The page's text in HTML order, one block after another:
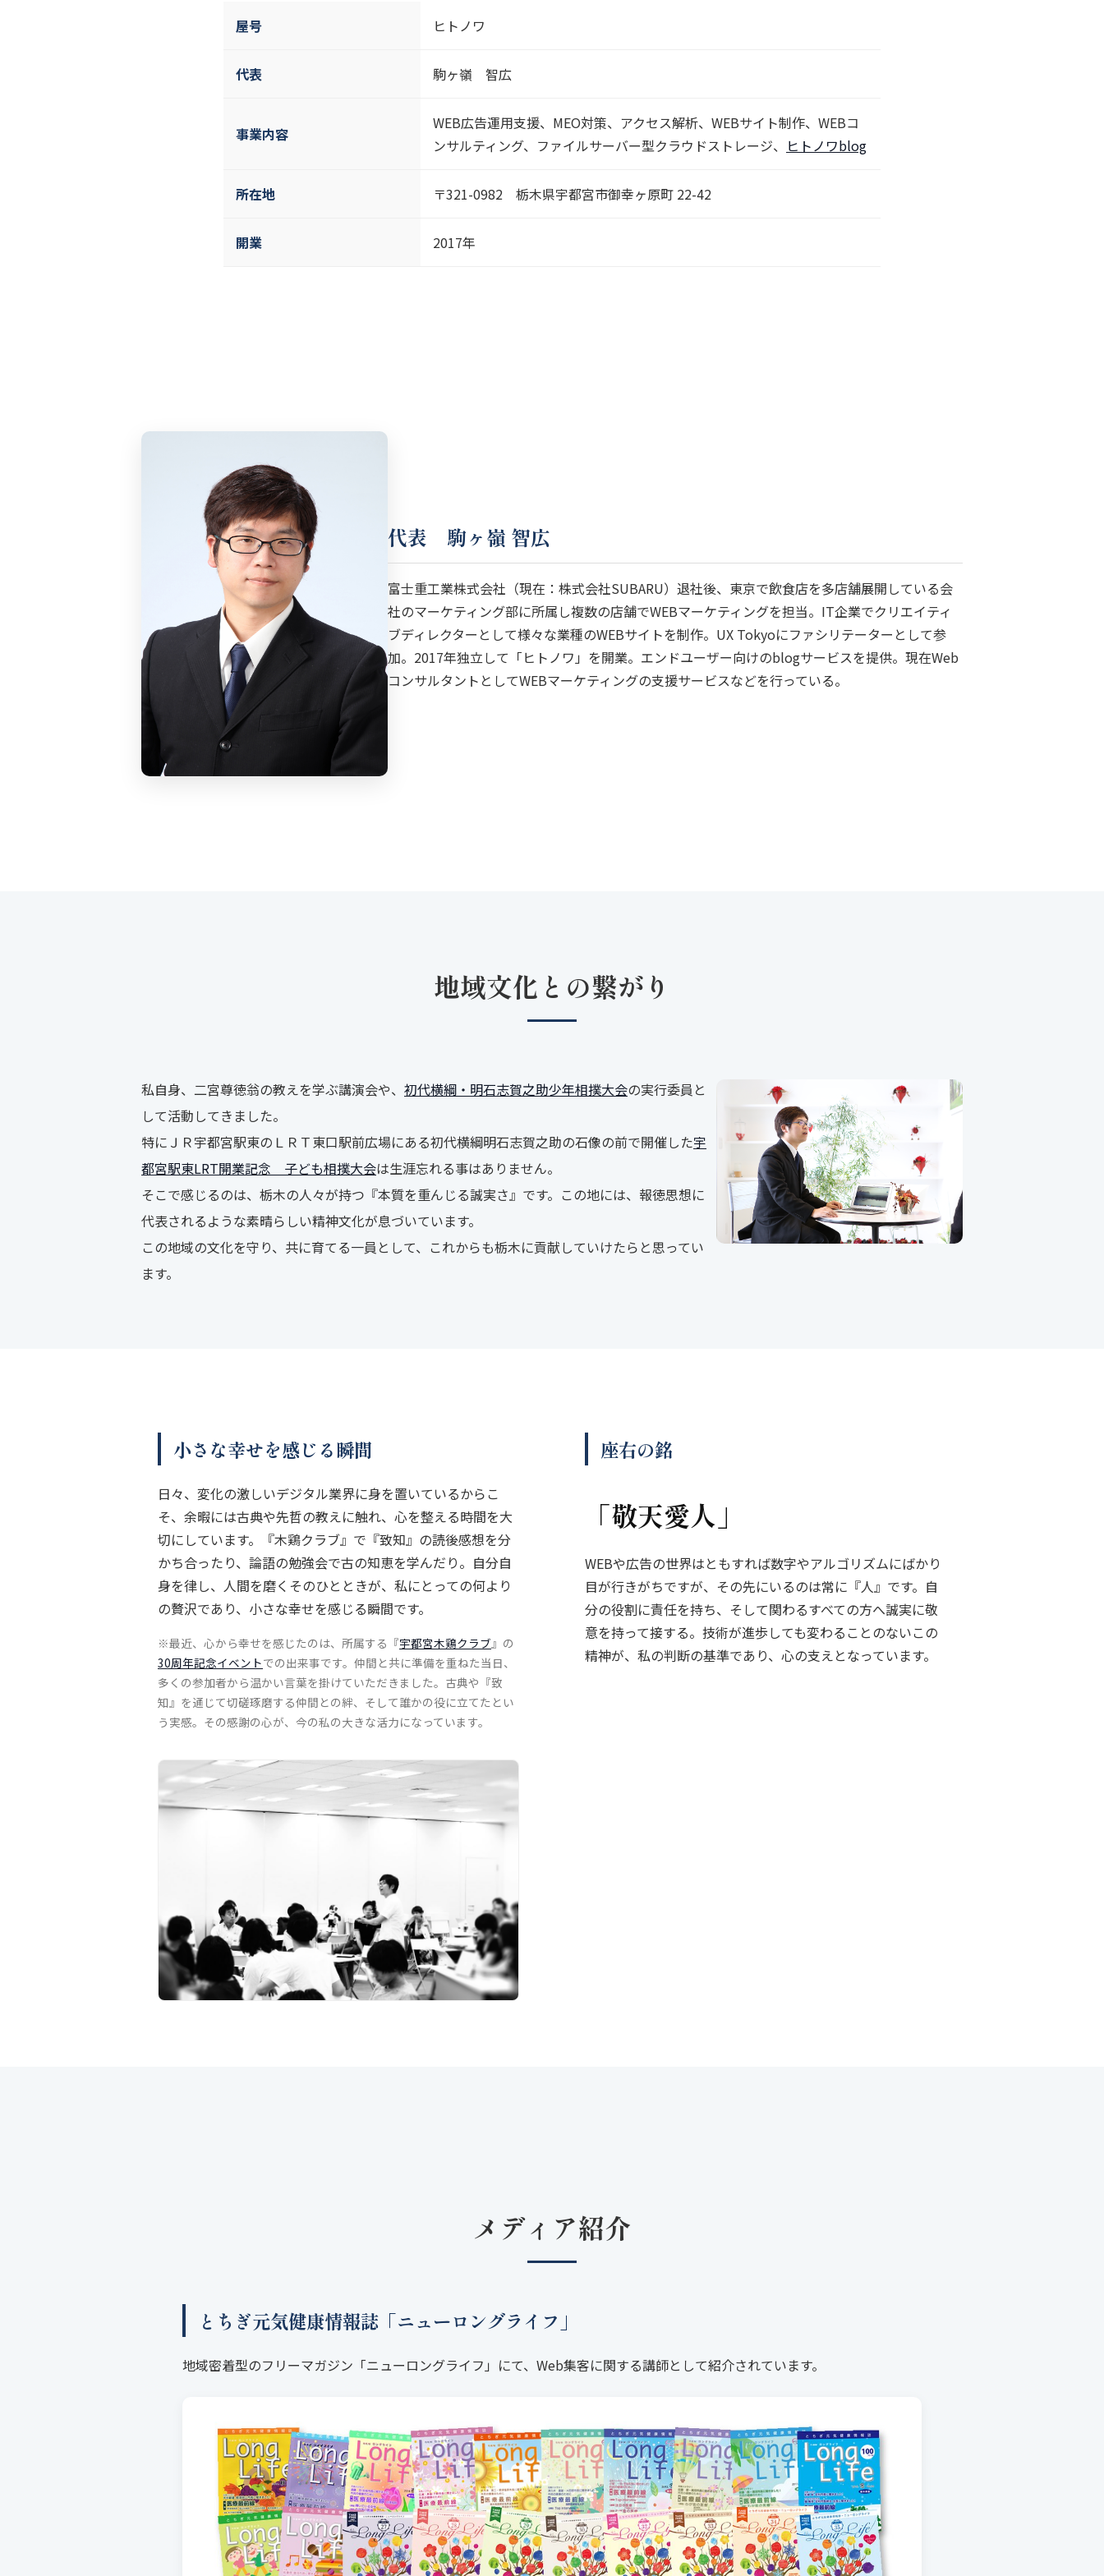
屋号 ヒトノワ
代表 駒ヶ嶺 智広
事業内容
WEB広告運用支援、MEO対策、アクセス解析、WEBサイト制作、WEBコ
ンサルティング、ファイルサーバー型クラウドストレージ、 ヒトノワblog
所在地 〒321-0982 栃木県宇都宮市御幸ヶ原町 22-42
開業 2017年
代表 駒ヶ嶺 智広
富士重工業株式会社（現在：株式会社SUBARU）退社後、東京で飲食店を多店舗展開している会
社のマーケティング部に所属し複数の店舗でWEBマーケティングを担当。IT企業でクリエイティ
ブディレクターとして様々な業種のWEBサイトを制作。UX Tokyoにファシリテーターとして参
加。2017年独立して「ヒトノワ」を開業。エンドユーザー向けのblogサービスを提供。現在Web
コンサルタントとしてWEBマーケティングの支援サービスなどを行っている。
地域文化との繋がり
私自身、二宮尊徳翁の教えを学ぶ講演会や、 初代横綱・明石志賀之助少年相撲大会の実行委員と
して活動してきました。
特にＪＲ宇都宮駅東のＬＲＴ東口駅前広場にある初代横綱明石志賀之助の石像の前で開催した宇
都宮駅東LRT開業記念 子ども相撲大会は生涯忘れる事はありません。
そこで感じるのは、栃木の人々が持つ『本質を重んじる誠実さ』です。この地には、報徳思想に
代表されるような素晴らしい精神文化が息づいています。
この地域の文化を守り、共に育てる一員として、これからも栃木に貢献していけたらと思ってい
ます。
小さな幸せを感じる瞬間
日々、変化の激しいデジタル業界に身を置いているからこ
そ、余暇には古典や先哲の教えに触れ、心を整える時間を大
切にしています。『木鶏クラブ』で『致知』の読後感想を分
かち合ったり、論語の勉強会で古の知恵を学んだり。自分自
身を律し、人間を磨くそのひとときが、私にとっての何より
の贅沢であり、小さな幸せを感じる瞬間です。
※最近、心から幸せを感じたのは、所属する『宇都宮木鶏クラブ』の
30周年記念イベントでの出来事です。仲間と共に準備を重ねた当日、
多くの参加者から温かい言葉を掛けていただきました。古典や『致
知』を通じて切磋琢磨する仲間との絆、そして誰かの役に立てたとい
う実感。その感謝の心が、今の私の大きな活力になっています。
座右の銘
「敬天愛人」
WEBや広告の世界はともすれば数字やアルゴリズムにばかり
目が行きがちですが、その先にいるのは常に『人』です。自
分の役割に責任を持ち、そして関わるすべての方へ誠実に敬
意を持って接する。技術が進歩しても変わることのないこの
精神が、私の判断の基準であり、心の支えとなっています。
メディア紹介
とちぎ元気健康情報誌「ニューロングライフ」
地域密着型のフリーマガジン「ニューロングライフ」にて、Web集客に関する講師として紹介されています。